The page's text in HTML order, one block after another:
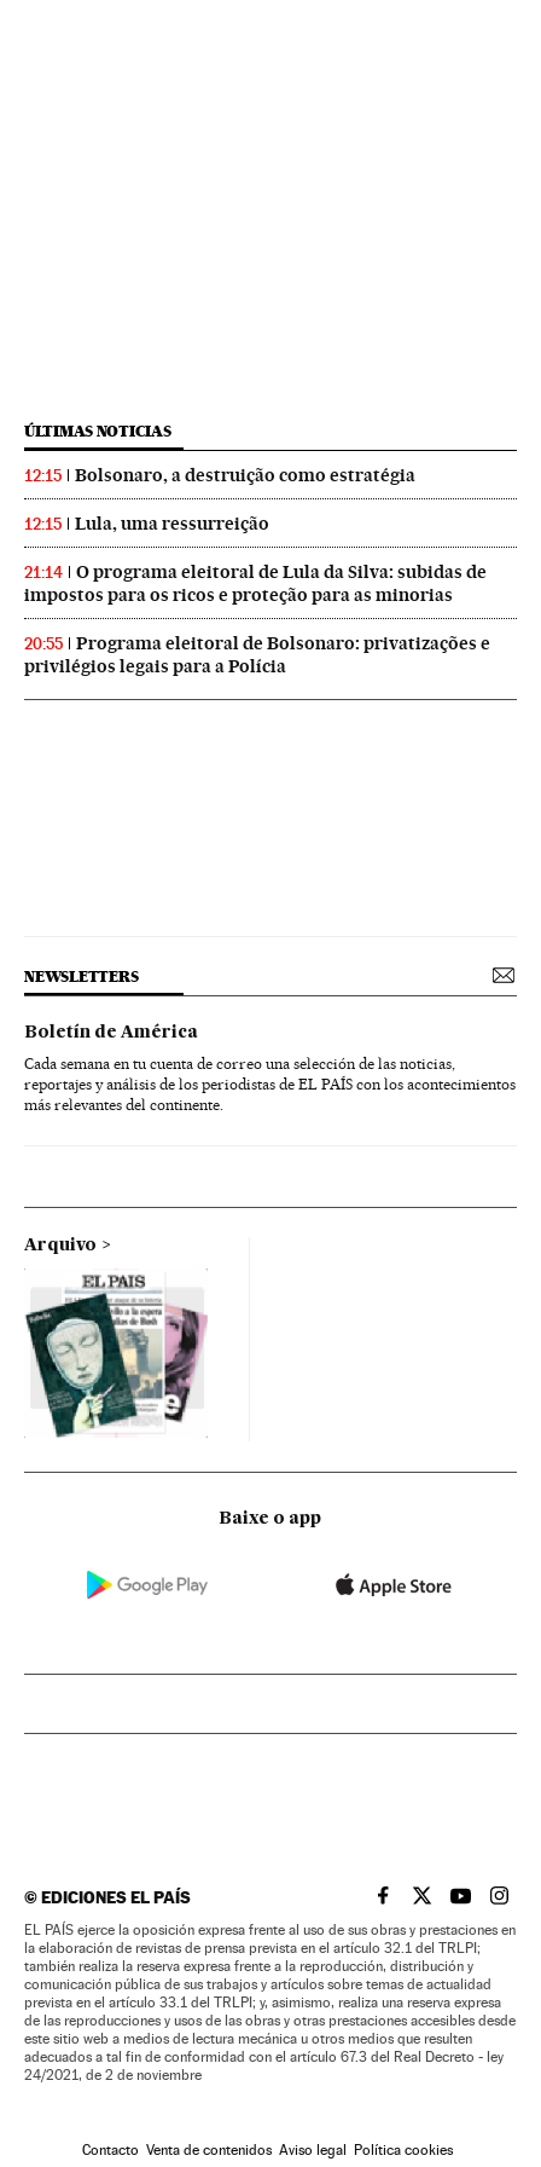
ÚLTIMAS NOTICIAS
12:15 Bolsonaro, a destruição como estratégia
12:15 Lula, uma ressurreição
21:14
O programa eleitoral de Lula da Silva: subidas de
impostos para os ricos e proteção para as minorias
20:55
Programa eleitoral de Bolsonaro: privatizações e
privilégios legais para a Polícia
NEWSLETTERS
Boletín de América
Cada semana en tu cuenta de correo una selección de las noticias,
reportajes y análisis de los periodistas de EL PAÍS con los acontecimientos
más relevantes del continente.
Arquivo
Baixe o app
©EDICIONES EL PAÍS EL PAÍS BRASIL EN
EL PAÍSEL PAÍS
EL
EL PAÍS ejerce la oposición expresa frente al uso de sus obras y prestaciones en
la elaboración de revistas de prensa prevista en el artículo 32.1 del TRLPI;
también realiza la reserva expresa frente a la reproducción, distribución y
comunicación pública de sus trabajos y artículos sobre temas de actualidad
prevista en el artículo 33.1 del TRLPI; y, asimismo, realiza una reserva expresa
de las reproducciones y usos de las obras y otras prestaciones accesibles desde
este sitio web a medios de lectura mecánica u otros medios que resulten
adecuados a tal fin de conformidad con el artículo 67.3 del Real Decreto - ley
24/2021, de 2 de noviembre
Contacto Venta de contenidos Aviso legal Política cookies